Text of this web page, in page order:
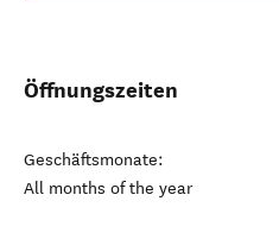
Öffnungszeiten
Geschäftsmonate:
All months of the year